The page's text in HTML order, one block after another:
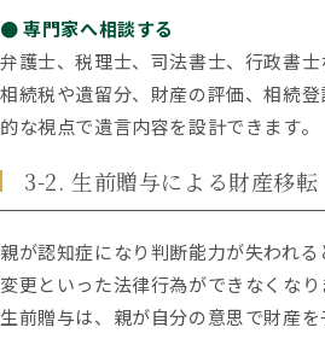
● 専門家へ相談する
弁護士、税理士、司法書士、行政書士
相続税や遺留分、財産の評価、相続
的な視点で遺言内容を設計できます。
3-2. 生前贈与による財産移転
親が認知症になり判断能力が失われ
変更といった法律行為ができなくなり
生前贈与は、親が自分の意思で財産